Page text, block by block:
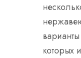
которых